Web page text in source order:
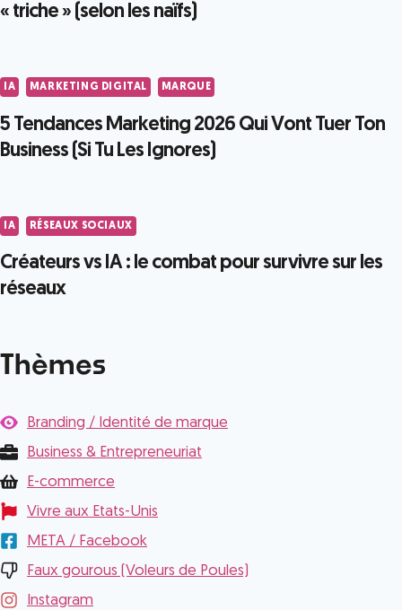
« triche » (selon les naïfs)
IA MARKETING DIGITAL MARQUE
5 Tendances Marketing 2026 Qui Vont Tuer Ton
Business (Si Tu Les Ignores)
IA RÉSEAUX SOCIAUX
Créateurs vs IA : le combat pour survivre sur les
réseaux
Thèmes
Branding / Identité de marque
Business & Entrepreneuriat
E-commerce
Vivre aux Etats-Unis
META / Facebook
Faux gourous (Voleurs de Poules)
Instagram